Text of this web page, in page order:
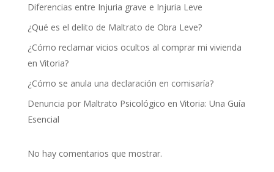
Diferencias entre Injuria grave e Injuria Leve
¿Qué es el delito de Maltrato de Obra Leve?
¿Cómo reclamar vicios ocultos al comprar mi vivienda
en Vitoria?
¿Cómo se anula una declaración en comisaría?
Denuncia por Maltrato Psicológico en Vitoria: Una Guía
Esencial
No hay comentarios que mostrar.